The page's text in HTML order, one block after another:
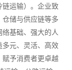
链运输）。企业致
储与供应链等多
基础、强大的人
多元、灵活、高效
赋予消费者更卓越